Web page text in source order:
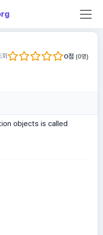
0점 (0명)
objects is called